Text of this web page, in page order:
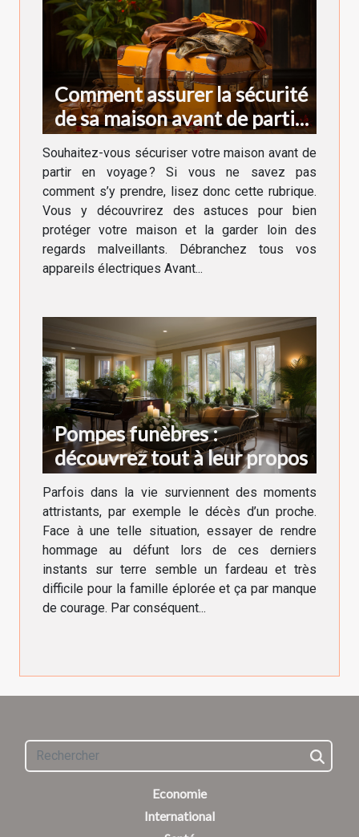
Comment assurer la sécurité
de sa maison avant de partir
en voyage ?
Souhaitez-vous sécuriser votre maison avant de
partir en voyage ? Si vous ne savez pas
comment s’y prendre, lisez donc cette rubrique.
Vous y découvrirez des astuces pour bien
protéger votre maison et la garder loin des
regards malveillants. Débranchez tous vos
appareils électriques Avant...
Pompes funèbres :
découvrez tout à leur propos
Parfois dans la vie surviennent des moments
attristants, par exemple le décès d’un proche.
Face à une telle situation, essayer de rendre
hommage au défunt lors de ces derniers
instants sur terre semble un fardeau et très
difficile pour la famille éplorée et ça par manque
de courage. Par conséquent...
Economie
International